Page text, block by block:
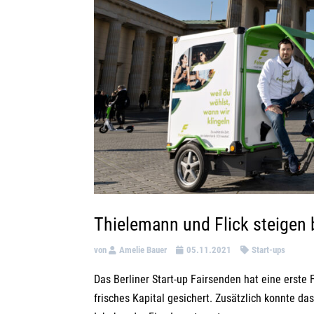
Thielemann und Flick steigen
von Amelie Bauer 05.11.2021 Start-ups
Das Berliner Start-up Fairsenden hat eine
frisches Kapital gesichert. Zusätzlich konnte